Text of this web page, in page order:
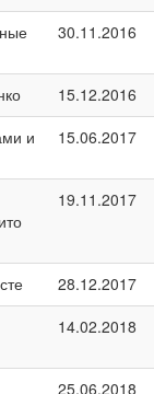
30.11.2016
15.12.2016
и
15.06.2017
19.11.2017
28.12.2017
14.02.2018
25.06.2018